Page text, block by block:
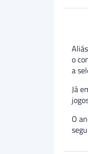
o
a
Já
O